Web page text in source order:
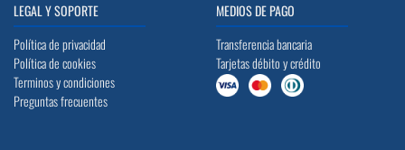
LEGAL Y SOPORTE
Política de privacidad
Política de cookies
Terminos y condiciones
Preguntas frecuentes
MEDIOS DE PAGO
Transferencia bancaria
Tarjetas débito y crédito